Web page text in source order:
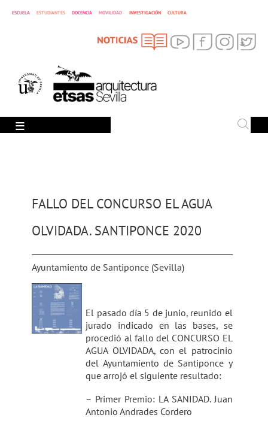
ESCUELA ESTUDIANTES DOCENCIA MOVILIDAD INVESTIGACIÓN CULTURA
FALLO DEL CONCURSO EL AGUA
OLVIDADA. SANTIPONCE 2020
Ayuntamiento de Santiponce (Sevilla)
El pasado día 5 de junio, reunido el
jurado indicado en las bases, se
procedió al fallo del CONCURSO EL
AGUA OLVIDADA, con el patrocinio
del Ayuntamiento de Santiponce y
que arrojó el siguiente resultado:
– Primer Premio: LA SANIDAD. Juan
Antonio Andrades Cordero